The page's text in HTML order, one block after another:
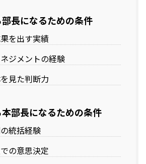
長になるための条件
を出す実績
ジメントの経験
見た判断力
部長になるための条件
統括経験
の意思決定